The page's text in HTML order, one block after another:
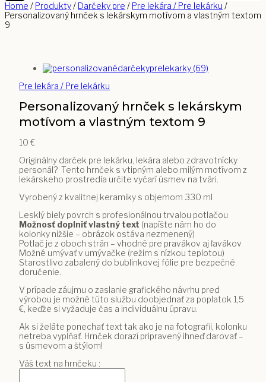
Home / Produkty/ Darčeky pre / Pre lekára / Pre lekárku /
Personalizovaný hrnček s lekárskym motívom a vlastným textom
9
Pre lekára / Pre lekárku
Personalizovaný hrnček s lekárskym
motívom a vlastným textom 9
10 €
Originálny darček pre lekárku, lekára alebo zdravotnícky
personál? Tento hrnček s vtipným alebo milým motívom z
lekárskeho prostredia určite vyčarí úsmev na tvári.
Vyrobený z kvalitnej keramiky s objemom 330 ml
Lesklý biely povrch s profesionálnou trvalou potlačou
Možnosť doplniť vlastný text (napíšte nám ho do
kolonky nižšie – obrázok ostáva nezmenený)
Potlač je z oboch strán – vhodné pre pravákov aj ľavákov
Možné umývať v umývačke (režim s nízkou teplotou)
Starostlivo zabalený do bublinkovej fólie pre bezpečné
doručenie.
V prípade záujmu o zaslanie grafického návrhu pred
výrobou je možné túto službu doobjednať za poplatok 1,5
€, keďže si vyžaduje čas a individuálnu úpravu.
Ak si želáte ponechať text tak ako je na fotografii, kolonku
netreba vypĺňať. Hrnček dorazí pripravený ihneď darovať –
s úsmevom a štýlom!
Váš text na hrnčeku :